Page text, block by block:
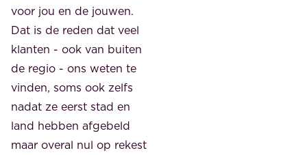
voor jou en de jouwen.
Dat is de reden dat veel
klanten - ook van buiten
de regio - ons weten te
vinden, soms ook zelfs
nadat ze eerst stad en
land hebben afgebeld
maar overal nul op rekest